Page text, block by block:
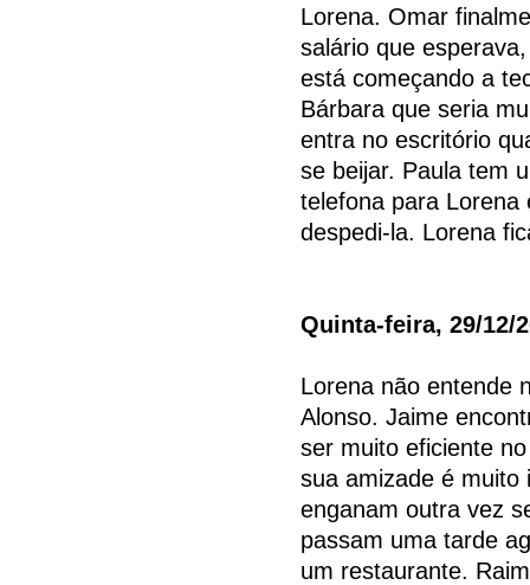
Lorena. Omar
salário que
está começando a
Bárbara que seria
entra no escritório
se beijar. Paula tem
telefona para Lorena
despedi-la. Lorena
Quinta-feira, 29/12/
Lorena não entende
Alonso. Jaime
ser muito eficiente
sua amizade é muito
enganam outra vez
passam uma tarde
um restaurante.